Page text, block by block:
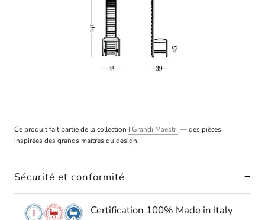
Ce produit fait partie de la collection I Grandi Maestri — des pièces
inspirées des grands maîtres du design.
Sécurité et conformité
Certification 100% Made in Italy